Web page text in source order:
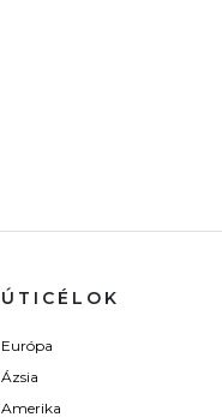
ÚTICÉLOK
Európa
Ázsia
Amerika